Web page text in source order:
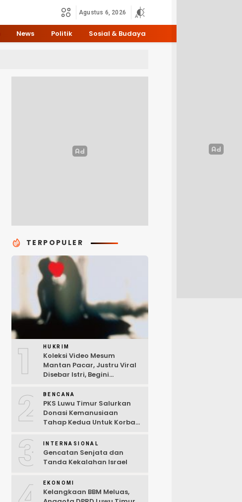
Agustus 6, 2026
News Politik Sosial & Budaya
TERPOPULER
1 HUKRIM
Koleksi Video Mesum
Mantan Pacar, Justru Viral
Disebar Istri, Begini
2 BENCANA
PKS Luwu Timur Salurkan
Donasi Kemanusiaan
Tahap Kedua Untuk Korban
3 INTERNASIONAL
Gencatan Senjata dan
Tanda Kekalahan Israel
EKONOMI
Kelangkaan BBM Meluas,